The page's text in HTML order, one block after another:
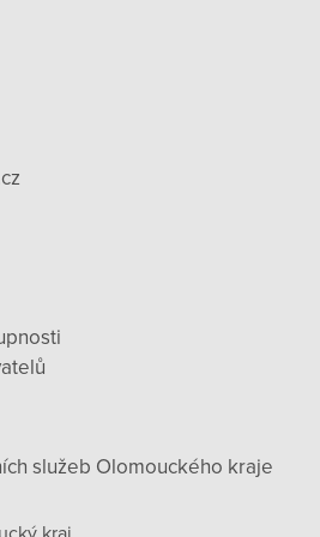
služeb Olomouckého kraje